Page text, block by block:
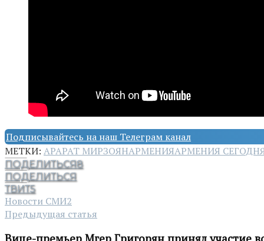
Подписывайтесь на наш Телеграм канал
МЕТКИ: АРАРАТ МИРЗОЯНАРМЕНИЯАРМЕНИЯ
ПОДЕЛИТЬСЯ8
ПОДЕЛИТЬСЯ
ТВИТ5
Новости СМИ2
Предыдущая статья